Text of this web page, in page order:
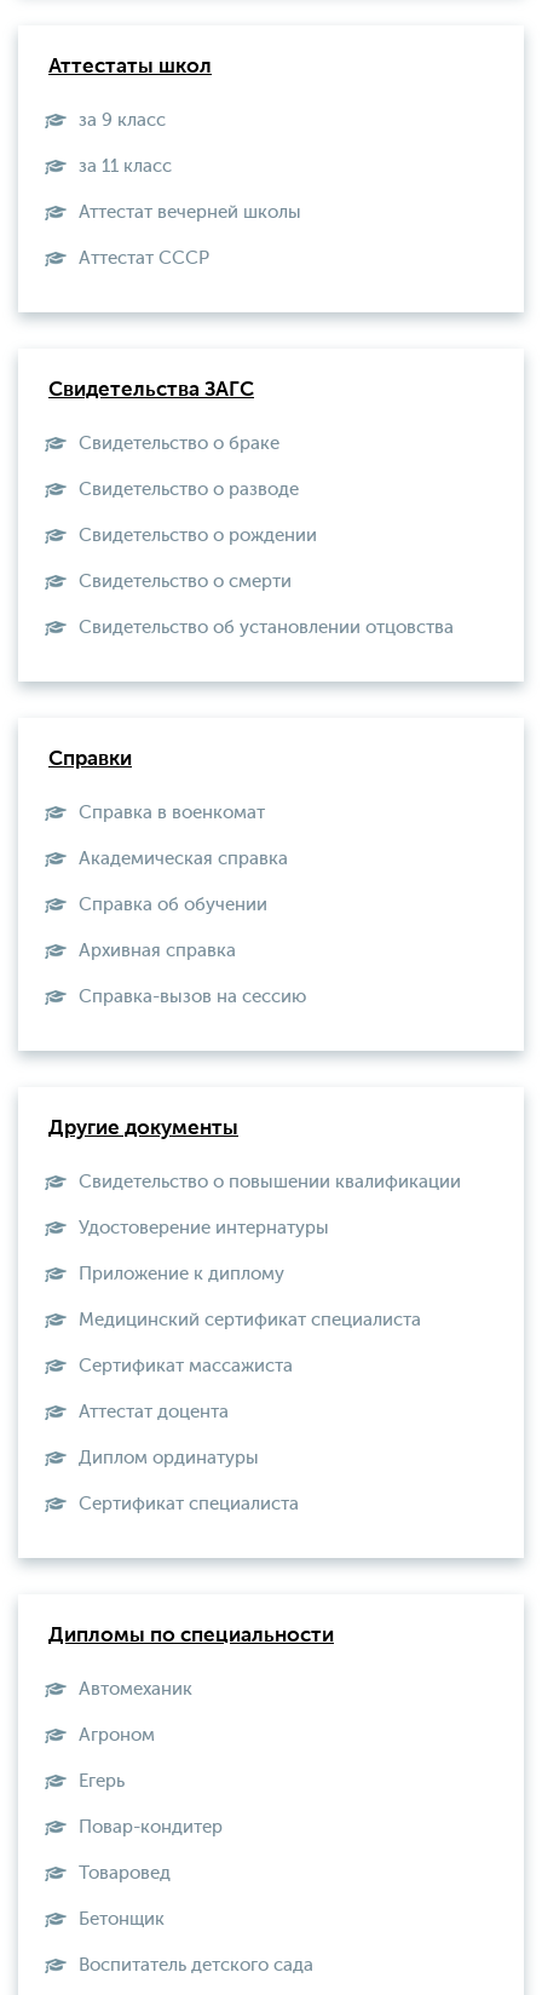
Аттестаты школ
за 9 класс
за 11 класс
Аттестат вечерней школы
Aттестат СССР
Свидетельства ЗАГС
Свидетельство о браке
Свидетельство о разводе
Свидетельство о рождении
Свидетельство о смерти
Свидетельство об установлении отцовства
Справки
Справка в военкомат
Академическая справка
Справка об обучении
Архивная справка
Справка-вызов на сессию
Другие документы
Свидетельство о повышении квалификации
Удостоверение интернатуры
Приложение к диплому
Медицинский сертификат специалиста
Сертификат массажиста
Аттестат доцента
Диплом ординатуры
Сертификат специалиста
Дипломы по специальности
Автомеханик
Агроном
Егерь
Повар-кондитер
Товаровед
Бетонщик
Воспитатель детского сада